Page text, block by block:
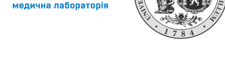
Функціональна діагностика
Ультразвукова діагностика